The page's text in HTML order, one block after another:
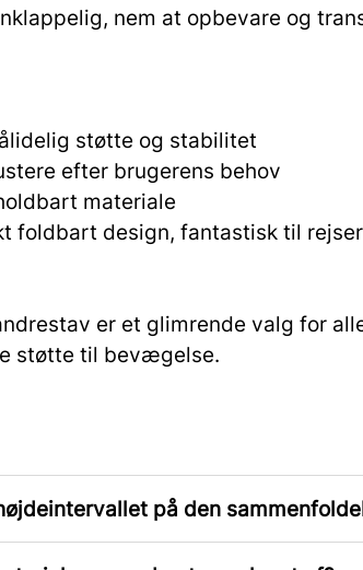
nem at opbevare og
støtte og stabilitet
efter brugerens behov
materiale
foldbart design, fantastisk til
er et glimrende valg for
støtte til bevægelse.
på den